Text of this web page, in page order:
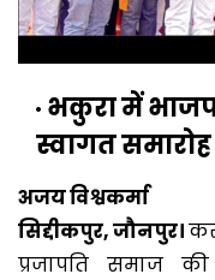
भकुरा में
स्वागत समारोह
अजय विश्वकर्मा
सिद्दीकपुर, जौनपुर।
प्रजापति समाज